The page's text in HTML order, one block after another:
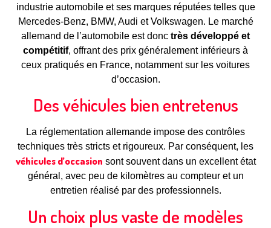
industrie automobile et ses marques réputées telles que
Mercedes-Benz, BMW, Audi et Volkswagen. Le marché
allemand de l’automobile est donc très développé et
compétitif, offrant des prix généralement inférieurs à
ceux pratiqués en France, notamment sur les voitures
d’occasion.
Des véhicules bien entretenus
La réglementation allemande impose des contrôles
techniques très stricts et rigoureux. Par conséquent, les
véhicules d’occasion sont souvent dans un excellent état
général, avec peu de kilomètres au compteur et un
entretien réalisé par des professionnels.
Un choix plus vaste de modèles